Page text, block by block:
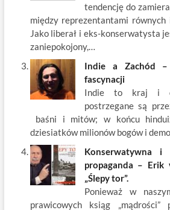
tendencję do
między reprezentantami
Jako liberał i eks-konserwatysta
zaniepokojony,…
Indie a Zachód –
fascynacji
Indie to kraj i
postrzegane są
baśni i mitów; w końcu
dziesiatków milionów bogów i
Konserwatywna i
propaganda – Erik
„Ślepy tor”.
Ponieważ w
prawicowych ksiąg